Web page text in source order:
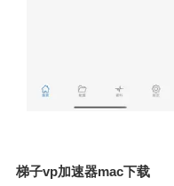
梯子vp加速器mac下载